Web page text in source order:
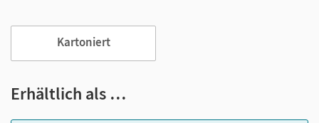
Notizen erstellen
Text ergänzen
Kartoniert
Erhältlich als …